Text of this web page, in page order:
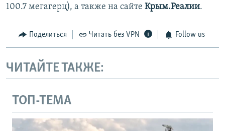
100.7 мегагерц), а также на сайте Крым.Реалии.
Поделиться Читать без VPN Follow us
ЧИТАЙТЕ ТАКЖЕ:
ТОП-ТЕМА